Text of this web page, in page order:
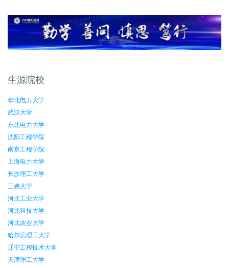
生源院校
华北电力大学
武汉大学
东北电力大学
沈阳工程学院
南京工程学院
上海电力大学
长沙理工大学
三峡大学
河北工业大学
河北科技大学
河北农业大学
哈尔滨理工大学
辽宁工程技术大学
天津理工大学